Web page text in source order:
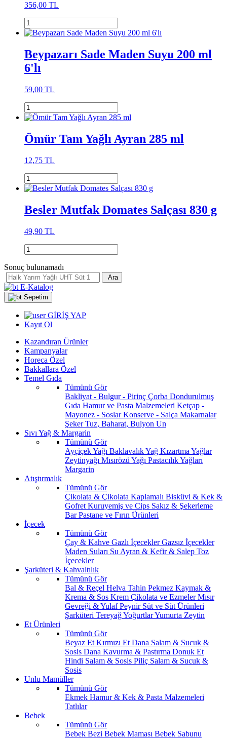
356,00 TL
Beypazarı Sade Maden Suyu 200 ml
6'lı
59,00 TL
Ömür Tam Yağlı Ayran 285 ml
12,75 TL
Besler Mutfak Domates Salçası 830 g
49,90 TL
Sonuç bulunamadı
Ara
E-Katalog
Sepetim
GİRİŞ YAP
Kayıt Ol
Kazandıran Ürünler
Kampanyalar
Horeca Özel
Bakkallara Özel
Temel Gıda
Tümünü Gör
Bakliyat - Bulgur - Pirinç Çorba Dondurulmuş
Gıda Hamur ve Pasta Malzemeleri Ketçap -
Mayonez - SoslarKonserve - Salça Makarnalar
ŞekerTuz, Baharat, Bulyon Un
Sıvı Yağ & Margarin
Tümünü Gör
Ayçiçek Yağı Baklavalık Yağ Kızartma Yağlar
Zeytinyağı Mısırözü Yağı Pastacılık Yağları
Margarin
Atıştırmalık
Tümünü Gör
Çikolata & Çikolata Kaplamalı Bisküvi & Kek &
Gofret Kuruyemiş ve Cips Sakız & Şekerleme
BarPastane ve Fırın Ürünleri
İçecek
Tümünü Gör
Çay & Kahve Gazlı İçeceklerGazsız İçecekler
Maden Suları Su Ayran & Kefir & Salep Toz
İçecekler
Şarküteri & Kahvaltılık
Tümünü Gör
Bal & Reçel Helva Tahin Pekmez Kaymak &
Krema & Sos Krem Çikolata ve EzmelerMısır
Gevreği & YulafPeynir Süt ve Süt Ürünleri
Şarküteri TereyağYoğurtlarYumurta Zeytin
Et Ürünleri
Tümünü Gör
Beyaz Et Kırmızı Et Dana Salam & Sucuk &
Sosis Dana Kavurma & Pastırma Donuk Et
Hindi Salam & Sosis Piliç Salam & Sucuk &
Sosis
Unlu Mamüller
Tümünü Gör
Ekmek Hamur & Kek & Pasta Malzemeleri
Tatlılar
Bebek
Tümünü Gör
Bebek Bezi Bebek Maması Bebek Sabunu